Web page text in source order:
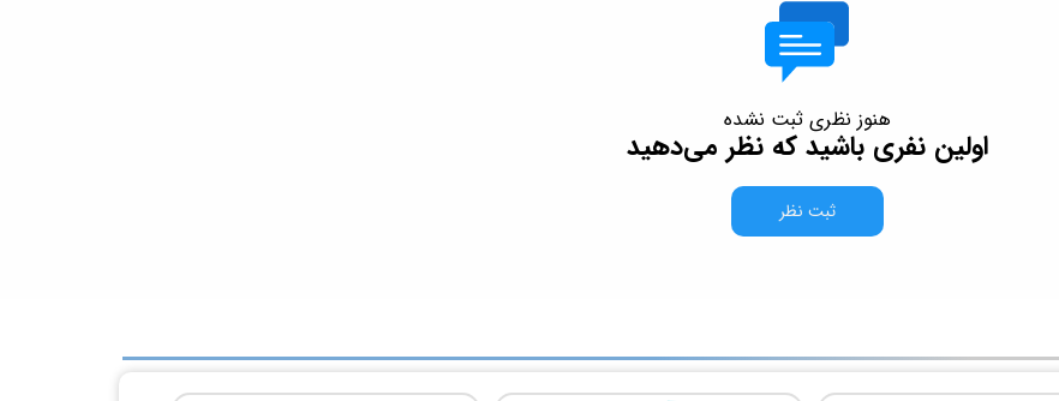
هنوز نظری ثبت نشده
اولین نفری باشید که نظر می‌دهید
ثبت نظر